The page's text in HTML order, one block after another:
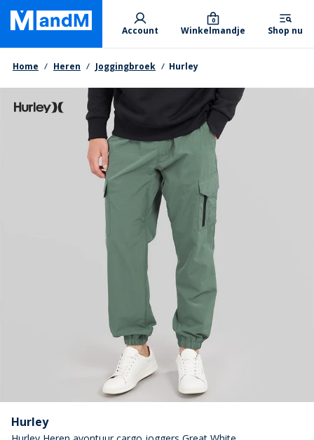
Skip
main
content
Primary departments
Account Winkelmandje
0
Shop nu
Kruimelpad
Home Heren Joggingbroek Hurley
Hurley